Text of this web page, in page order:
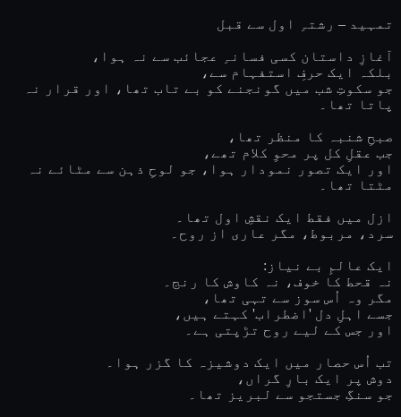
تمہید – رشتہِ اول سے قبل
آغازِ داستان کسی فسانہِ عجائب سے نہ ہوا،
بلکہ ایک حرفِ استفہام سے،
جو سکوتِ شب میں گونجنے کو بے تاب تھا، اور قرار نہ
پاتا تھا۔
صبحِ شنبہ کا منظر تھا،
جب عقلِ کل پر محوِ کلام تھے،
اور ایک تصور نمودار ہوا، جو لوحِ ذہن سے مٹائے نہ
مٹتا تھا۔
ازل میں فقط ایک نقشِ اول تھا۔
سرد، مربوط، مگر عاری از روح۔
ایک عالمِ بے نیاز:
نہ قحط کا خوف، نہ کاوش کا رنج۔
مگر وہ اُس سوز سے تہی تھا،
جسے اہلِ دل 'اضطراب' کہتے ہیں،
اور جس کے لیے روح تڑپتی ہے۔
تب اُس حصار میں ایک دوشیزہ کا گزر ہوا۔
دوش پر ایک بارِ گراں،
جو سنگِ جستجو سے لبریز تھا۔